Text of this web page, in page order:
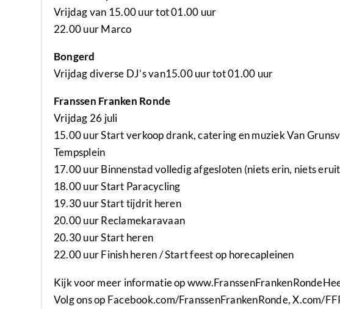
Vrijdag van 15.00 uur tot 01.00 uur
22.00 uur Marco
Bongerd
Vrijdag diverse DJ’s van15.00 uur tot 01.00 uur
Franssen Franken Ronde
Vrijdag 26 juli
15.00 uur Start verkoop drank, catering en muziek Van
Tempsplein
17.00 uur Binnenstad volledig afgesloten (niets erin, niets
18.00 uur Start Paracycling
19.30 uur Start tijdrit heren
20.00 uur Reclamekaravaan
20.30 uur Start heren
22.00 uur Finish heren / Start feest op horecapleinen
Kijk voor meer informatie op
Volg ons op Facebook.com/FranssenFrankenRonde, X.com/